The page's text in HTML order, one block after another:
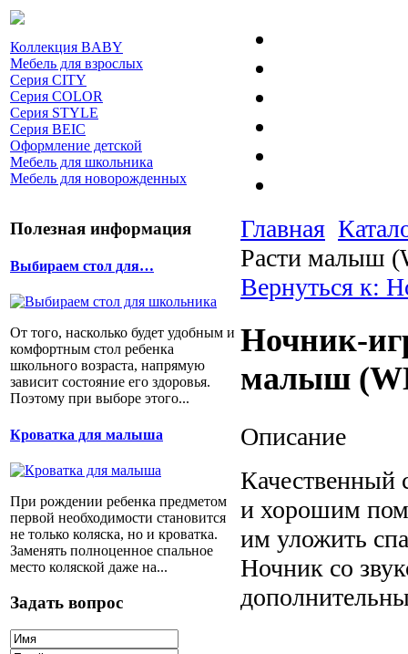
Коллекция BABY
Мебель для взрослых
Серия CITY
Серия COLOR
Серия STYLE
Серия BEIC
Оформление детской
Мебель для школьника
Мебель для новорожденных
Полезная информация
Выбираем стол для…
От того, насколько будет удобным и
комфортным стол ребенка
школьного возраста, напрямую
зависит состояние его здоровья.
Поэтому при выборе этого...
Кроватка для малыша
При рождении ребенка предметом
первой необходимости становится
не только коляска, но и кроватка.
Заменять полноценное спальное
место коляской даже на...
Задать вопрос
Главная
Расти малыш
Вернуться к:
Ночник-
малыш
Описание
Качественный
и хорошим
им уложить
Ночник со